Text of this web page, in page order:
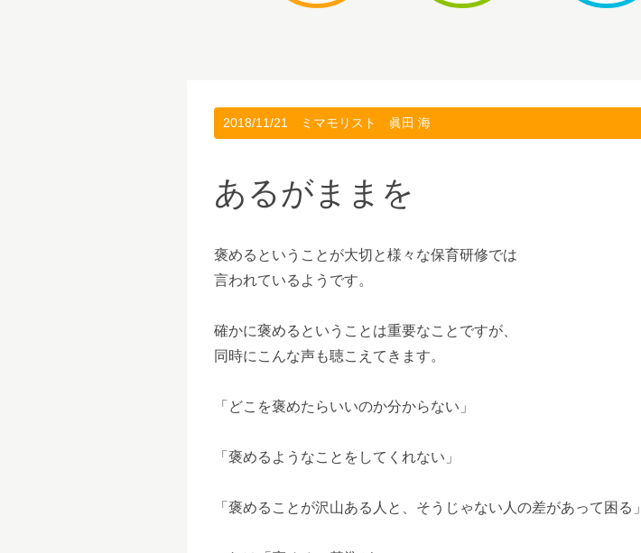
2018/11/21 ミマモリスト 眞田 海
あるがままを
褒めるということが大切と様々な保育研修では
言われているようです。
確かに褒めるということは重要なことですが、
同時にこんな声も聴こえてきます。
「どこを褒めたらいいのか分からない」
「褒めるようなことをしてくれない」
「褒めることが沢山ある人と、そうじゃない人の差があって困る」